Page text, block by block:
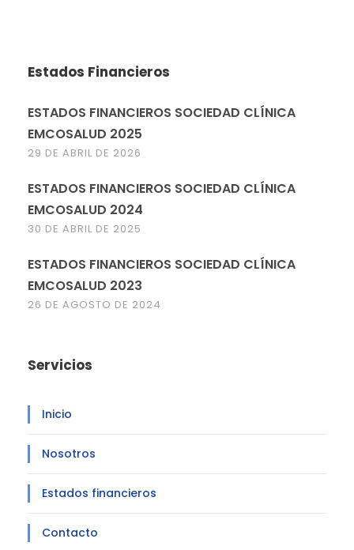
Estados Financieros
ESTADOS FINANCIEROS SOCIEDAD CLÍNICA
EMCOSALUD 2025
29 DE ABRIL DE 2026
ESTADOS FINANCIEROS SOCIEDAD CLÍNICA
EMCOSALUD 2024
30 DE ABRIL DE 2025
ESTADOS FINANCIEROS SOCIEDAD CLÍNICA
EMCOSALUD 2023
26 DE AGOSTO DE 2024
Servicios
Inicio
Nosotros
Estados financieros
Contacto